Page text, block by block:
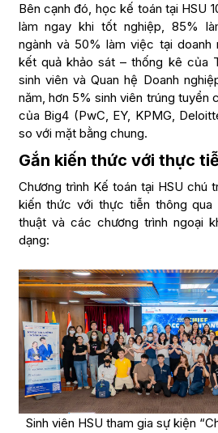
Bên cạnh đó, học kế toán tại HSU
làm ngay khi tốt nghiệp, 85%
ngành và 50% làm việc tại
kết quả khảo sát – thống kê của
sinh viên và Quan hệ Doanh
năm, hơn 5% sinh viên trúng tuyển
của Big4 (PwC, EY, KPMG,
so với mặt bằng chung.
Gắn kiến thức với thực
Chương trình Kế toán tại HSU chú
kiến thức với thực tiễn thông qua
thuật và các chương trình ngoại
dạng:
Sinh viên HSU tham gia sự kiện